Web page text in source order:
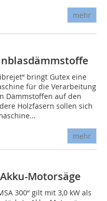
mehr
bringt Gutex eine
für die Verarbeitung
Dämmstoffen auf den
Holzfasern sollen sich
mehr
Motorsäge
300“ gilt mit 3,0 kW als